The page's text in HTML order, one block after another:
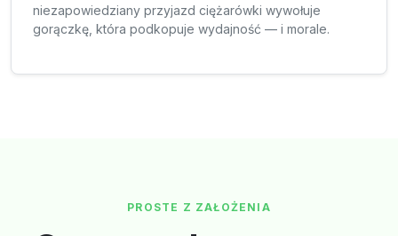
niezapowiedziany przyjazd ciężarówki wywołuje
gorączkę, która podkopuje wydajność — i morale.
PROSTE Z ZAŁOŻENIA